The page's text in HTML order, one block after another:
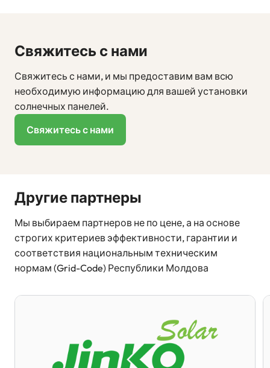
Свяжитесь с нами
Свяжитесь с нами, и мы предоставим вам всю
необходимую информацию для вашей установки
солнечных панелей.
Свяжитесь с нами
Другие партнеры
Мы выбираем партнеров не по цене, а на основе
строгих критериев эффективности, гарантии и
соответствия национальным техническим
нормам (Grid-Code) Республики Молдова